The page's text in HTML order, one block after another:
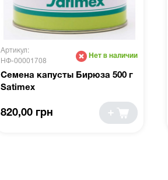
Артикул:
НФ-00001708
Нет в наличии
Семена капусты Бирюза 500 г
Satimex
820,00 грн